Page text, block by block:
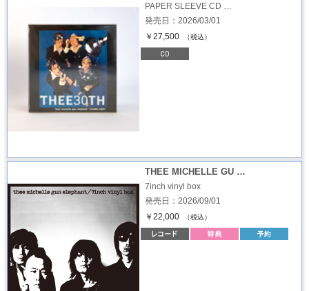
PAPER SLEEVE CD …
発売日：2026/03/01
￥27,500
（税込）
THEE MICHELLE GU …
7inch vinyl box
発売日：2026/09/01
￥22,000
（税込）